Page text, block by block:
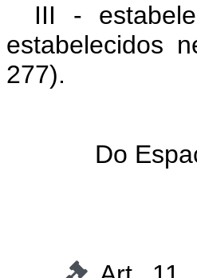
III -
estabelecidos
277).
Do